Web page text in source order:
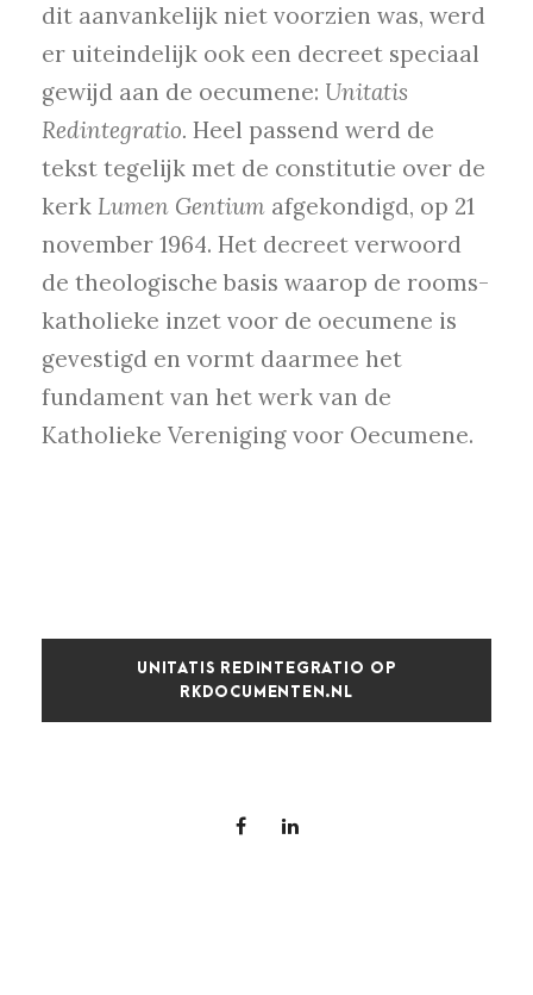
dit aanvankelijk niet voorzien was, werd
er uiteindelijk ook een decreet speciaal
gewijd aan de oecumene: Unitatis
Redintegratio. Heel passend werd de
tekst tegelijk met de constitutie over de
kerk Lumen Gentium afgekondigd, op 21
november 1964. Het decreet verwoord
de theologische basis waarop de rooms-
katholieke inzet voor de oecumene is
gevestigd en vormt daarmee het
fundament van het werk van de
Katholieke Vereniging voor Oecumene.
UNITATIS REDINTEGRATIO OP
RKDOCUMENTEN.NL